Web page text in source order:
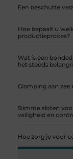
Een beschutte
Hoe bepaalt u
productieproces?
Wat is een
het steeds
Glamping aan
Slimme sloten
veiligheid en
Hoe zorg je voor